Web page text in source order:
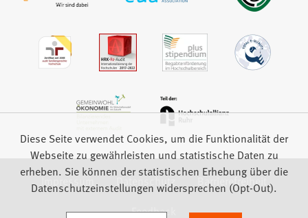
Impressum Datenschutz
Barrierefreiheit
Feedback
Diese Seite verwendet Cookies, um die Funktionalität der
Webseite zu gewährleisten und statistische Daten zu
erheben. Sie können der statistischen Erhebung über die
Datenschutzeinstellungen widersprechen (Opt-Out).